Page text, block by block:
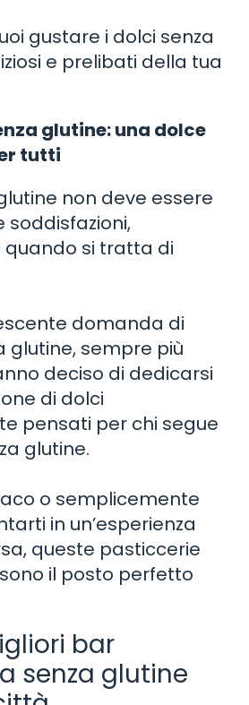
gustare i dolci senza
e prelibati della tua
glutine: una dolce
tutti
non deve essere
soddisfazioni,
si tratta di
domanda di
glutine, sempre più
deciso di dedicarsi
di dolci
pensati per chi segue
glutine.
o semplicemente
in un’esperienza
queste pasticcerie
il posto perfetto
bar
senza glutine